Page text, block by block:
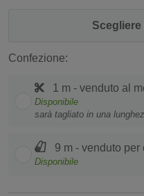
Confezione:
1 m - venduto al
Disponibile
sarà tagliato in una
9 m - venduto per
Disponibile